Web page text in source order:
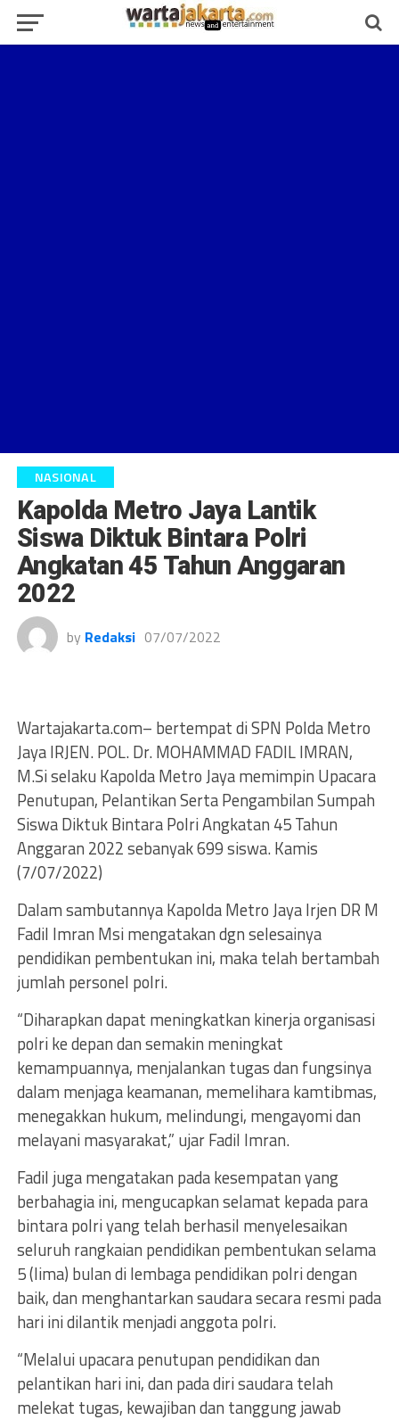
NASIONAL
Kapolda Metro Jaya Lantik
Siswa Diktuk Bintara Polri
Angkatan 45 Tahun Anggaran
2022
by Redaksi 07/07/2022
Wartajakarta.com– bertempat di SPN Polda Metro
Jaya IRJEN. POL. Dr. MOHAMMAD FADIL IMRAN,
M.Si selaku Kapolda Metro Jaya memimpin Upacara
Penutupan, Pelantikan Serta Pengambilan Sumpah
Siswa Diktuk Bintara Polri Angkatan 45 Tahun
Anggaran 2022 sebanyak 699 siswa. Kamis
(7/07/2022)
Dalam sambutannya Kapolda Metro Jaya Irjen DR M
Fadil Imran Msi mengatakan dgn selesainya
pendidikan pembentukan ini, maka telah bertambah
jumlah personel polri.
“Diharapkan dapat meningkatkan kinerja organisasi
polri ke depan dan semakin meningkat
kemampuannya, menjalankan tugas dan fungsinya
dalam menjaga keamanan, memelihara kamtibmas,
menegakkan hukum, melindungi, mengayomi dan
melayani masyarakat,” ujar Fadil Imran.
Fadil juga mengatakan pada kesempatan yang
berbahagia ini, mengucapkan selamat kepada para
bintara polri yang telah berhasil menyelesaikan
seluruh rangkaian pendidikan pembentukan selama
5 (lima) bulan di lembaga pendidikan polri dengan
baik, dan menghantarkan saudara secara resmi pada
hari ini dilantik menjadi anggota polri.
“Melalui upacara penutupan pendidikan dan
pelantikan hari ini, dan pada diri saudara telah
melekat tugas, kewajiban dan tanggung jawab